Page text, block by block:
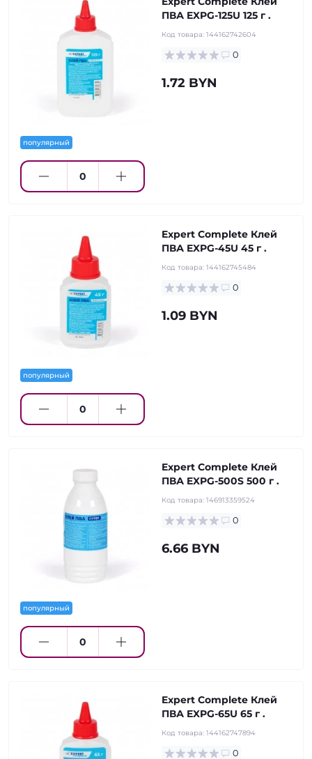
популярный
ПВА EXPG-125U 125 г .
Код товара: 144162742604
0
1.72 BYN
популярный
Expert Complete Клей
ПВА EXPG-45U 45 г .
Код товара: 144162745484
0
1.09 BYN
популярный
Expert Complete Клей
ПВА EXPG-500S 500 г .
Код товара: 146913359524
0
6.66 BYN
Expert Complete Клей
ПВА EXPG-65U 65 г .
Код товара: 144162747894
0